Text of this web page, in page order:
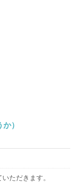
）
ただきます。